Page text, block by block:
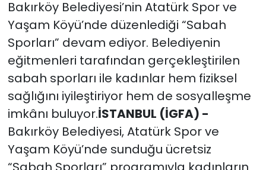
Bakırköy Belediyesi’nin Atatürk Spor ve
Yaşam Köyü’nde düzenlediği “Sabah
Sporları” devam ediyor. Belediyenin
eğitmenleri tarafından gerçekleştirilen
sabah sporları ile kadınlar hem fiziksel
sağlığını iyileştiriyor hem de sosyalleşme
imkânı buluyor.İSTANBUL (İGFA) -
Bakırköy Belediyesi, Atatürk Spor ve
Yaşam Köyü’nde sunduğu ücretsiz